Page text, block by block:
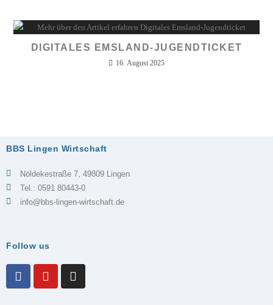
DIGITALES EMSLAND-JUGENDTICKET
16. August 2025
BBS Lingen Wirtschaft
Nöldekestraße 7, 49809 Lingen
Tel.: 0591 80443-0
info@bbs-lingen-wirtschaft.de
Follow us